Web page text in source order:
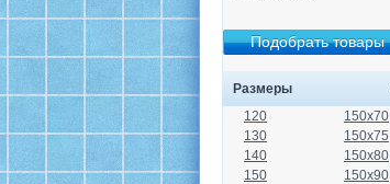
Размеры
120
130
140
150
150x70
150x75
150x80
150x90